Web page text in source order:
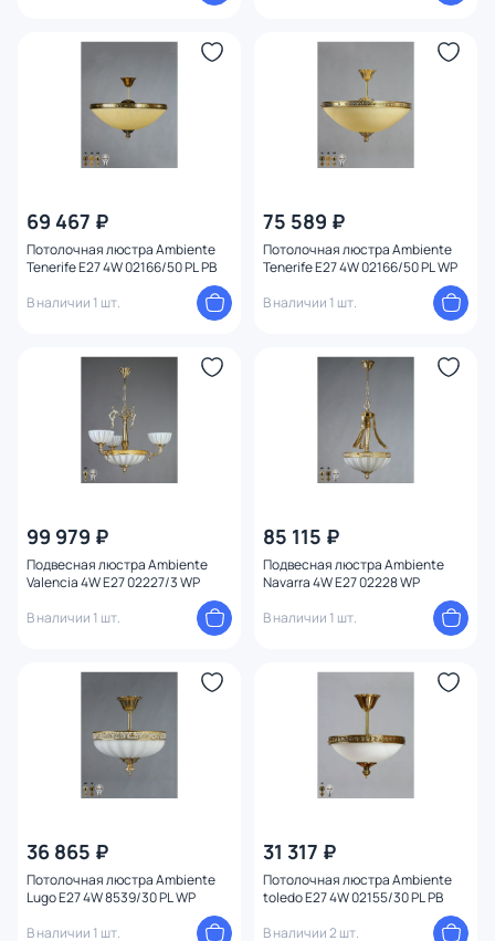
69 467 ₽
Потолочная люстра Ambiente
Tenerife E27 4W 02166/50 PL PB
В наличии 1 шт.
75 589 ₽
Потолочная люстра Ambiente
Tenerife E27 4W 02166/50 PL WP
В наличии 1 шт.
99 979 ₽
Подвесная люстра Ambiente
Valencia 4W E27 02227/3 WP
В наличии 1 шт.
85 115 ₽
Подвесная люстра Ambiente
Navarra 4W E27 02228 WP
В наличии 1 шт.
36 865 ₽
Потолочная люстра Ambiente
Lugo E27 4W 8539/30 PL WP
В наличии 1 шт.
31 317 ₽
Потолочная люстра Ambiente
toledo E27 4W 02155/30 PL PB
В наличии 2 шт.